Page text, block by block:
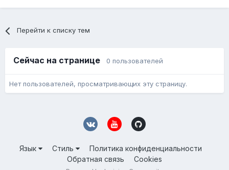
Перейти к списку тем
Сейчас на странице 0 пользователей
Нет пользователей, просматривающих эту страницу.
Язык Стиль
Политика конфиденциальности
Обратная связь
Cookies